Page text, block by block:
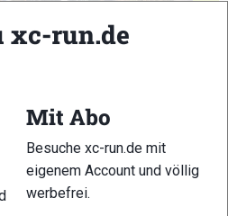
88
90
xc-run.de
Mit Abo
Besuche xc-run.de mit
eigenem Account und völlig
werbefrei.